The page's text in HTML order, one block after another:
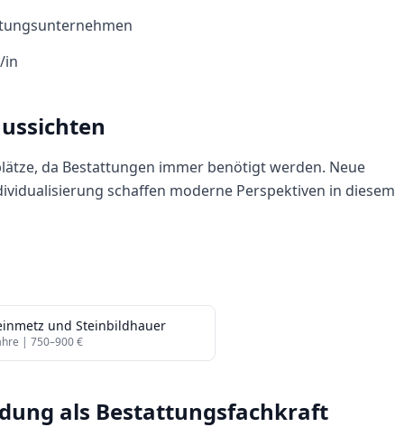
in
da Bestattungen immer benötigt werden. Neue
schaffen moderne Perspektiven in diesem
und Steinbildhauer
|750–900€
als Bestattungsfachkraft